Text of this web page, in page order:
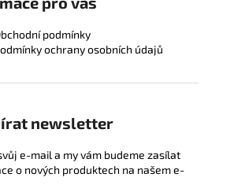
podmínky
ochrany osobních údajů
newsletter
e-mail a my vám budeme zasílat
o nových produktech na našem e-